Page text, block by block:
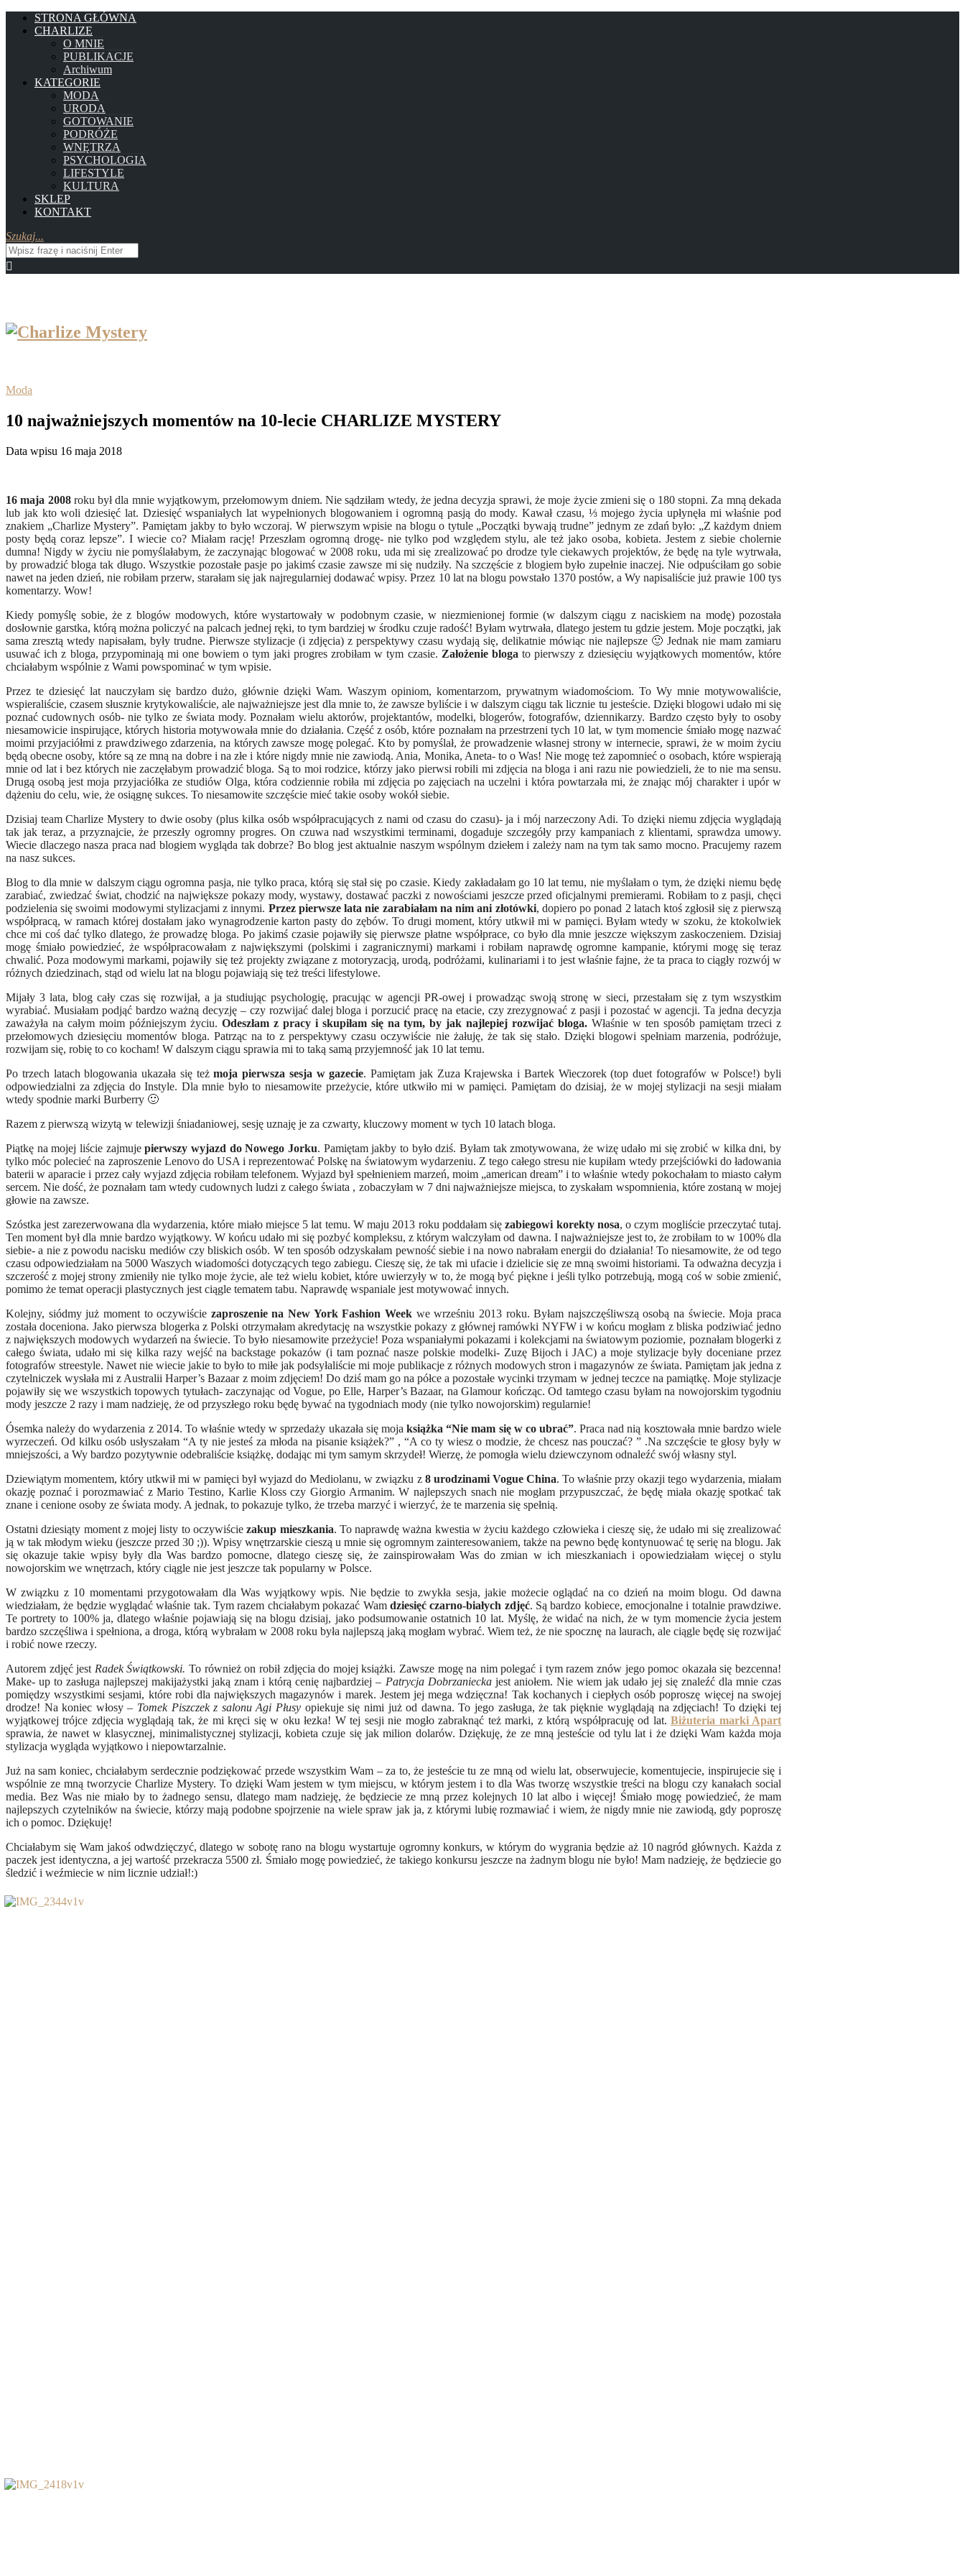
STRONA GŁÓWNA
CHARLIZE
O MNIE
PUBLIKACJE
Archiwum
KATEGORIE
MODA
URODA
GOTOWANIE
PODRÓŻE
WNĘTRZA
PSYCHOLOGIA
LIFESTYLE
KULTURA
SKLEP
KONTAKT
Szukaj...
Moda
10 najważniejszych momentów na 10-lecie CHARLIZE MYSTERY
Data wpisu 16 maja 2018
16 maja 2008roku był dla mnie wyjątkowym, przełomowym dniem. Nie sądziłam wtedy, że jedna decyzja sprawi, że moje życie zmieni się o 180 stopni. Za mną dekada
lub jak kto woli dziesięć lat. Dziesięć wspaniałych lat wypełnionych blogowaniem i ogromną pasją do mody. Kawał czasu, ⅓ mojego życia upłynęła mi właśnie pod
znakiem „Charlize Mystery”. Pamiętam jakby to było wczoraj. W pierwszym wpisie na blogu o tytule „Początki bywają trudne” jednym ze zdań było: „Z każdym dniem
posty będą coraz lepsze”. I wiecie co? Miałam rację! Przeszłam ogromną drogę- nie tylko pod względem stylu, ale też jako osoba, kobieta. Jestem z siebie cholernie
dumna! Nigdy w życiu nie pomyślałabym, że zaczynając blogować w 2008 roku, uda mi się zrealizować po drodze tyle ciekawych projektów, że będę na tyle wytrwała,
by prowadzić bloga tak długo. Wszystkie pozostałe pasje po jakimś czasie zawsze mi się nudziły. Na szczęście z blogiem było zupełnie inaczej. Nie odpuściłam go sobie
nawet na jeden dzień, nie robiłam przerw, starałam się jak najregularniej dodawać wpisy. Przez 10 lat na blogu powstało 1370 postów, a Wy napisaliście już prawie 100 tys
komentarzy. Wow!
Kiedy pomyślę sobie, że z blogów modowych, które wystartowały w podobnym czasie, w niezmienionej formie (w dalszym ciągu z naciskiem na modę) pozostała
dosłownie garstka, którą można policzyć na palcach jednej ręki, to tym bardziej w środku czuje radość! Byłam wytrwała, dlatego jestem tu gdzie jestem. Moje początki, jak
sama zresztą wtedy napisałam, były trudne. Pierwsze stylizacje (i zdjęcia) z perspektywy czasu wydają się, delikatnie mówiąc nie najlepsze 🙂 Jednak nie mam zamiaru
usuwać ich z bloga, przypominają mi one bowiem o tym jaki progres zrobiłam w tym czasie. Założenie bloga to pierwszy z dziesięciu wyjątkowych momentów, które
chciałabym wspólnie z Wami powspominać w tym wpisie.
Przez te dziesięć lat nauczyłam się bardzo dużo, głównie dzięki Wam. Waszym opiniom, komentarzom, prywatnym wiadomościom. To Wy mnie motywowaliście,
wspieraliście, czasem słusznie krytykowaliście, ale najważniejsze jest dla mnie to, że zawsze byliście i w dalszym ciągu tak licznie tu jesteście. Dzięki blogowi udało mi się
poznać cudownych osób- nie tylko ze świata mody. Poznałam wielu aktorów, projektantów, modelki, blogerów, fotografów, dziennikarzy. Bardzo często były to osoby
niesamowicie inspirujące, których historia motywowała mnie do działania. Część z osób, które poznałam na przestrzeni tych 10 lat, w tym momencie śmiało mogę nazwać
moimi przyjaciółmi z prawdziwego zdarzenia, na których zawsze mogę polegać. Kto by pomyślał, że prowadzenie własnej strony w internecie, sprawi, że w moim życiu
będą obecne osoby, które są ze mną na dobre i na złe i które nigdy mnie nie zawiodą. Ania, Monika, Aneta- to o Was! Nie mogę też zapomnieć o osobach, które wspierają
mnie od lat i bez których nie zaczęłabym prowadzić bloga. Są to moi rodzice, którzy jako pierwsi robili mi zdjęcia na bloga i ani razu nie powiedzieli, że to nie ma sensu.
Drugą osobą jest moja przyjaciółka ze studiów Olga, która codziennie robiła mi zdjęcia po zajęciach na uczelni i która powtarzała mi, że znając mój charakter i upór w
dążeniu do celu, wie, że osiągnę sukces. To niesamowite szczęście mieć takie osoby wokół siebie.
Dzisiaj team Charlize Mystery to dwie osoby (plus kilka osób współpracujących z nami od czasu do czasu)- ja i mój narzeczony Adi. To dzięki niemu zdjęcia wyglądają
tak jak teraz, a przyznajcie, że przeszły ogromny progres. On czuwa nad wszystkimi terminami, dogaduje szczegóły przy kampaniach z klientami, sprawdza umowy.
Wiecie dlaczego nasza praca nad blogiem wygląda tak dobrze? Bo blog jest aktualnie naszym wspólnym dziełem i zależy nam na tym tak samo mocno. Pracujemy razem
na nasz sukces.
Blog to dla mnie w dalszym ciągu ogromna pasja, nie tylko praca, którą się stał się po czasie. Kiedy zakładałam go 10 lat temu, nie myślałam o tym, że dzięki niemu będę
zarabiać, zwiedzać świat, chodzić na największe pokazy mody, wystawy, dostawać paczki z nowościami jeszcze przed oficjalnymi premierami. Robiłam to z pasji, chęci
podzielenia się swoimi modowymi stylizacjami z innymi. Przez pierwsze lata nie zarabiałam na nim ani złotówki, dopiero po ponad 2 latach ktoś zgłosił się z pierwszą
współpracą, w ramach której dostałam jako wynagrodzenie karton pasty do zębów. To drugi moment, który utkwił mi w pamięci. Byłam wtedy w szoku, że ktokolwiek
chce mi coś dać tylko dlatego, że prowadzę bloga. Po jakimś czasie pojawiły się pierwsze płatne współprace, co było dla mnie jeszcze większym zaskoczeniem. Dzisiaj
mogę śmiało powiedzieć, że współpracowałam z największymi (polskimi i zagranicznymi) markami i robiłam naprawdę ogromne kampanie, którymi mogę się teraz
chwalić. Poza modowymi markami, pojawiły się też projekty związane z motoryzacją, urodą, podróżami, kulinariami i to jest właśnie fajne, że ta praca to ciągły rozwój w
różnych dziedzinach, stąd od wielu lat na blogu pojawiają się też treści lifestylowe.
Mijały 3 lata, blog cały czas się rozwijał, a ja studiując psychologię, pracując w agencji PR-owej i prowadząc swoją stronę w sieci, przestałam się z tym wszystkim
wyrabiać. Musiałam podjąć bardzo ważną decyzję – czy rozwijać dalej bloga i porzucić pracę na etacie, czy zrezygnować z pasji i pozostać w agencji. Ta jedna decyzja
zaważyła na całym moim późniejszym życiu. Odeszłam z pracy i skupiłam się na tym, by jak najlepiej rozwijać bloga. Właśnie w ten sposób pamiętam trzeci z
przełomowych dziesięciu momentów bloga. Patrząc na to z perspektywy czasu oczywiście nie żałuję, że tak się stało. Dzięki blogowi spełniam marzenia, podróżuje,
rozwijam się, robię to co kocham! W dalszym ciągu sprawia mi to taką samą przyjemność jak 10 lat temu.
Po trzech latach blogowania ukazała się teżmoja pierwsza sesja w gazecie. Pamiętam jak Zuza Krajewska i Bartek Wieczorek (top duet fotografów w Polsce!) byli
odpowiedzialni za zdjęcia do Instyle. Dla mnie było to niesamowite przeżycie, które utkwiło mi w pamięci. Pamiętam do dzisiaj, że w mojej stylizacji na sesji miałam
wtedy spodnie marki Burberry 🙂
Razem z pierwszą wizytą w telewizji śniadaniowej, sesję uznaję je za czwarty, kluczowy moment w tych 10 latach bloga.
Piątkę na mojej liście zajmujepierwszy wyjazd do Nowego Jorku. Pamiętam jakby to było dziś. Byłam tak zmotywowana, że wizę udało mi się zrobić w kilka dni, by
tylko móc polecieć na zaproszenie Lenovo do USA i reprezentować Polskę na światowym wydarzeniu. Z tego całego stresu nie kupiłam wtedy przejściówki do ładowania
baterii w aparacie i przez cały wyjazd zdjęcia robiłam telefonem. Wyjazd był spełnieniem marzeń, moim „american dream” i to właśnie wtedy pokochałam to miasto całym
sercem. Nie dość, że poznałam tam wtedy cudownych ludzi z całego świata , zobaczyłam w 7 dni najważniejsze miejsca, to zyskałam wspomnienia, które zostaną w mojej
głowie na zawsze.
Szóstka jest zarezerwowana dla wydarzenia, które miało miejsce 5 lat temu. W maju 2013 roku poddałam sięzabiegowi korekty nosa, o czym mogliście przeczytać tutaj.
Ten moment był dla mnie bardzo wyjątkowy. W końcu udało mi się pozbyć kompleksu, z którym walczyłam od dawna. I najważniejsze jest to, że zrobiłam to w 100% dla
siebie- a nie z powodu nacisku mediów czy bliskich osób. W ten sposób odzyskałam pewność siebie i na nowo nabrałam energii do działania! To niesamowite, że od tego
czasu odpowiedziałam na 5000 Waszych wiadomości dotyczących tego zabiegu. Cieszę się, że tak mi ufacie i dzielicie się ze mną swoimi historiami. Ta odważna decyzja i
szczerość z mojej strony zmieniły nie tylko moje życie, ale też wielu kobiet, które uwierzyły w to, że mogą być piękne i jeśli tylko potrzebują, mogą coś w sobie zmienić,
pomimo że temat operacji plastycznych jest ciągle tematem tabu. Naprawdę wspaniale jest motywować innych.
Kolejny, siódmy już moment to oczywiście zaproszenie na New York Fashion Week we wrześniu 2013 roku. Byłam najszczęśliwszą osobą na świecie. Moja praca
została doceniona. Jako pierwsza blogerka z Polski otrzymałam akredytację na wszystkie pokazy z głównej ramówki NYFW i w końcu mogłam z bliska podziwiać jedno
z największych modowych wydarzeń na świecie. To było niesamowite przeżycie! Poza wspaniałymi pokazami i kolekcjami na światowym poziomie, poznałam blogerki z
całego świata, udało mi się kilka razy wejść na backstage pokazów (i tam poznać nasze polskie modelki- Zuzę Bijoch i JAC) a moje stylizacje były doceniane przez
fotografów streestyle. Nawet nie wiecie jakie to było to miłe jak podsyłaliście mi moje publikacje z różnych modowych stron i magazynów ze świata. Pamiętam jak jedna z
czytelniczek wysłała mi z Australii Harper’s Bazaar z moim zdjęciem! Do dziś mam go na półce a pozostałe wycinki trzymam w jednej teczce na pamiątkę. Moje stylizacje
pojawiły się we wszystkich topowych tytułach- zaczynając od Vogue, po Elle, Harper’s Bazaar, na Glamour kończąc. Od tamtego czasu byłam na nowojorskim tygodniu
mody jeszcze 2 razy i mam nadzieję, że od przyszłego roku będę bywać na tygodniach mody (nie tylko nowojorskim) regularnie!
Ósemka należy do wydarzenia z 2014. To właśnie wtedy w sprzedaży ukazała się mojaksiążka “Nie mam się w co ubrać”. Praca nad nią kosztowała mnie bardzo wiele
wyrzeczeń. Od kilku osób usłyszałam “A ty nie jesteś za młoda na pisanie książek?” , “A co ty wiesz o modzie, że chcesz nas pouczać? ” .Na szczęście te głosy były w
mniejszości, a Wy bardzo pozytywnie odebraliście książkę, dodając mi tym samym skrzydeł! Wierzę, że pomogła wielu dziewczynom odnaleźć swój własny styl.
Dziewiątym momentem, który utkwił mi w pamięci był wyjazd do Mediolanu, w związku z 8 urodzinami Vogue China. To właśnie przy okazji tego wydarzenia, miałam
okazję poznać i porozmawiać z Mario Testino, Karlie Kloss czy Giorgio Armanim. W najlepszych snach nie mogłam przypuszczać, że będę miała okazję spotkać tak
znane i cenione osoby ze świata mody. A jednak, to pokazuje tylko, że trzeba marzyć i wierzyć, że te marzenia się spełnią.
Ostatni dziesiąty moment z mojej listy to oczywiściezakup mieszkania. To naprawdę ważna kwestia w życiu każdego człowieka i cieszę się, że udało mi się zrealizować
ją w tak młodym wieku (jeszcze przed 30 ;)). Wpisy wnętrzarskie cieszą u mnie się ogromnym zainteresowaniem, także na pewno będę kontynuować tę serię na blogu. Jak
się okazuje takie wpisy były dla Was bardzo pomocne, dlatego cieszę się, że zainspirowałam Was do zmian w ich mieszkaniach i opowiedziałam więcej o stylu
nowojorskim we wnętrzach, który ciągle nie jest jeszcze tak popularny w Polsce.
W związku z 10 momentami przygotowałam dla Was wyjątkowy wpis. Nie będzie to zwykła sesja, jakie możecie oglądać na co dzień na moim blogu. Od dawna
wiedziałam, że będzie wyglądać właśnie tak. Tym razem chciałabym pokazać Wam dziesięć czarno-białych zdjęć. Są bardzo kobiece, emocjonalne i totalnie prawdziwe.
Te portrety to 100% ja, dlatego właśnie pojawiają się na blogu dzisiaj, jako podsumowanie ostatnich 10 lat. Myślę, że widać na nich, że w tym momencie życia jestem
bardzo szczęśliwa i spełniona, a droga, którą wybrałam w 2008 roku była najlepszą jaką mogłam wybrać. Wiem też, że nie spocznę na laurach, ale ciągle będę się rozwijać
i robić nowe rzeczy.
Autorem zdjęć jest Radek Świątkowski. To również on robił zdjęcia do mojej książki. Zawsze mogę na nim polegać i tym razem znów jego pomoc okazała się bezcenna!
Make- up to zasługa najlepszej makijażystki jaką znam i którą cenię najbardziej – Patrycja Dobrzanieckajest aniołem. Nie wiem jak udało jej się znaleźć dla mnie czas
pomiędzy wszystkimi sesjami, które robi dla największych magazynów i marek. Jestem jej mega wdzięczna! Tak kochanych i ciepłych osób poproszę więcej na swojej
drodze! Na koniec włosy – Tomek Piszczek z salonu Agi Płusy opiekuje się nimi już od dawna. To jego zasługa, że tak pięknie wyglądają na zdjęciach! To dzięki tej
wyjątkowej trójce zdjęcia wyglądają tak, że mi kręci się w oku łezka! W tej sesji nie mogło zabraknąć też marki, z którą współpracuję od lat.Biżuteria marki Apart
sprawia, że nawet w klasycznej, minimalistycznej stylizacji, kobieta czuje się jak milion dolarów. Dziękuję, że ze mną jesteście od tylu lat i że dzięki Wam każda moja
stylizacja wygląda wyjątkowo i niepowtarzalnie.
Już na sam koniec, chciałabym serdecznie podziękować przede wszystkim Wam – za to, że jesteście tu ze mną od wielu lat, obserwujecie, komentujecie, inspirujecie się i
wspólnie ze mną tworzycie Charlize Mystery. To dzięki Wam jestem w tym miejscu, w którym jestem i to dla Was tworzę wszystkie treści na blogu czy kanałach social
media. Bez Was nie miało by to żadnego sensu, dlatego mam nadzieję, że będziecie ze mną przez kolejnych 10 lat albo i więcej! Śmiało mogę powiedzieć, że mam
najlepszych czytelników na świecie, którzy mają podobne spojrzenie na wiele spraw jak ja, z którymi lubię rozmawiać i wiem, że nigdy mnie nie zawiodą, gdy poproszę
ich o pomoc. Dziękuję!
Chciałabym się Wam jakoś odwdzięczyć, dlatego w sobotę rano na blogu wystartuje ogromny konkurs, w którym do wygrania będzie aż 10 nagród głównych. Każda z
paczek jest identyczna, a jej wartość przekracza 5500 zł. Śmiało mogę powiedzieć, że takiego konkursu jeszcze na żadnym blogu nie było! Mam nadzieję, że będziecie go
śledzić i weźmiecie w nim licznie udział!:)